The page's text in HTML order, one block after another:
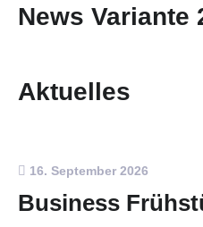
News Variante
Aktuelles
16. September 2026
Business